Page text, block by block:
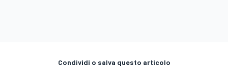
Condividi o salva questo articolo